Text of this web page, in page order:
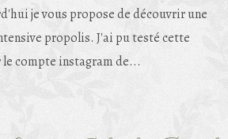
je vous propose de découvrir une
propolis. J'ai pu testé cette
compte instagram de...